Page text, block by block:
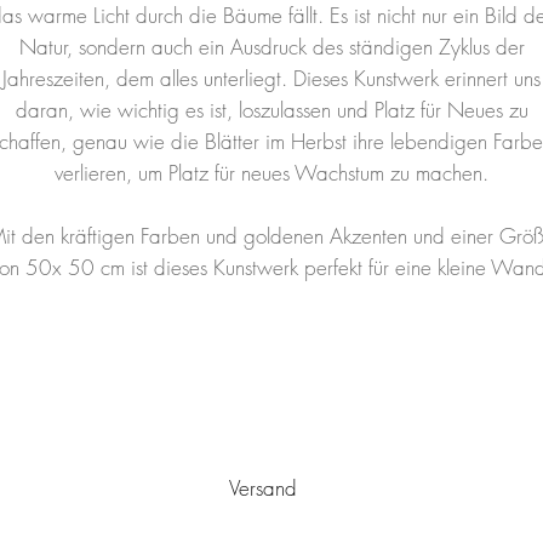
warme Licht durch die Bäume fällt. Es ist nicht nur ein Bild
Natur, sondern auch ein Ausdruck des ständigen Zyklus der
Jahreszeiten, dem alles unterliegt. Dieses Kunstwerk erinnert uns
daran, wie wichtig es ist, loszulassen und Platz für Neues zu
genau wie die Blätter im Herbst ihre lebendigen
verlieren, um Platz für neues Wachstum zu machen.
den kräftigen Farben und goldenen Akzenten und einer
50x 50 cm ist dieses Kunstwerk perfekt für eine kleine
Versand